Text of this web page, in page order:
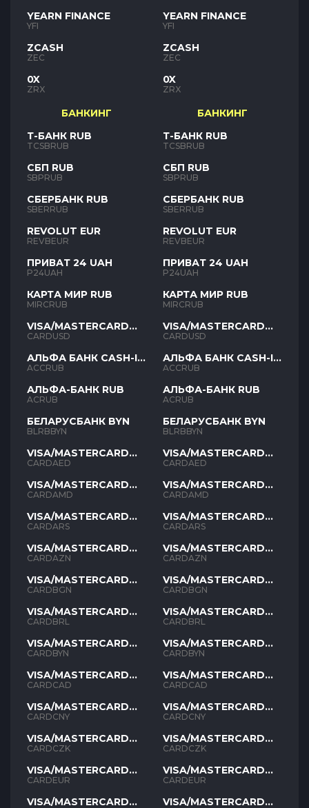
YEARN FINANCE
YFI
ZCASH
ZEC
0X
ZRX
БАНКИНГ
Т-БАНК RUB
TCSBRUB
СБП RUB
SBPRUB
СБЕРБАНК RUB
SBERRUB
REVOLUT EUR
REVBEUR
ПРИВАТ 24 UAH
P24UAH
КАРТА МИР RUB
MIRCRUB
VISA/MASTERCARD
USD
CARDUSD
АЛЬФА БАНК CASH-IN
RUB
ACCRUB
АЛЬФА-БАНК RUB
ACRUB
БЕЛАРУСБАНК BYN
BLRBBYN
VISA/MASTERCARD
AED
CARDAED
VISA/MASTERCARD
AMD
CARDAMD
VISA/MASTERCARD
ARS
CARDARS
VISA/MASTERCARD
AZN
CARDAZN
VISA/MASTERCARD
BGN
CARDBGN
VISA/MASTERCARD
BRL
CARDBRL
VISA/MASTERCARD
BYN
CARDBYN
VISA/MASTERCARD
CAD
CARDCAD
VISA/MASTERCARD
CNY
CARDCNY
VISA/MASTERCARD
CZK
CARDCZK
VISA/MASTERCARD
EUR
CARDEUR
VISA/MASTERCARD
YEARN FINANCE
YFI
ZCASH
ZEC
0X
ZRX
БАНКИНГ
Т-БАНК RUB
TCSBRUB
СБП RUB
SBPRUB
СБЕРБАНК RUB
SBERRUB
REVOLUT EUR
REVBEUR
ПРИВАТ 24 UAH
P24UAH
КАРТА МИР RUB
MIRCRUB
VISA/MASTERCARD
USD
CARDUSD
АЛЬФА БАНК CASH-IN
RUB
ACCRUB
АЛЬФА-БАНК RUB
ACRUB
БЕЛАРУСБАНК BYN
BLRBBYN
VISA/MASTERCARD
AED
CARDAED
VISA/MASTERCARD
AMD
CARDAMD
VISA/MASTERCARD
ARS
CARDARS
VISA/MASTERCARD
AZN
CARDAZN
VISA/MASTERCARD
BGN
CARDBGN
VISA/MASTERCARD
BRL
CARDBRL
VISA/MASTERCARD
BYN
CARDBYN
VISA/MASTERCARD
CAD
CARDCAD
VISA/MASTERCARD
CNY
CARDCNY
VISA/MASTERCARD
CZK
CARDCZK
VISA/MASTERCARD
EUR
CARDEUR
VISA/MASTERCARD